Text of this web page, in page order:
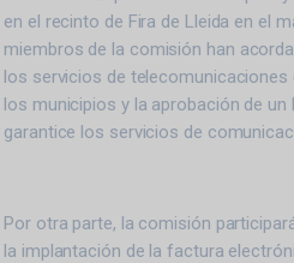
en el recinto de Fira de Lleida en el
miembros de la comisión han
los servicios de telecomunicaciones
los municipios y la aprobación de un
garantice los servicios de
Por otra parte, la comisión
la implantación de la factura